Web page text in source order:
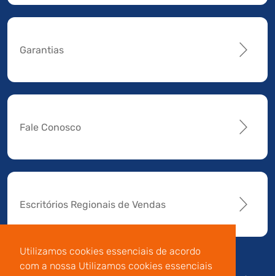
Utilizamos cookies essenciais de acordo
com a nossa Utilizamos cookies essenciais
Garantias
Fale Conosco
Escritórios Regionais de Vendas